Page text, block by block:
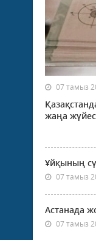
07 тамыз
жаңа
Ұйқының
07 тамыз
Астанада
07 тамыз